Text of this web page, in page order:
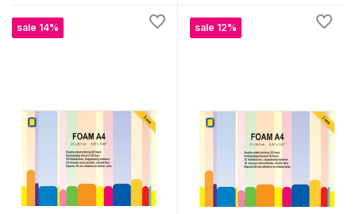
sale 14% sale 12%